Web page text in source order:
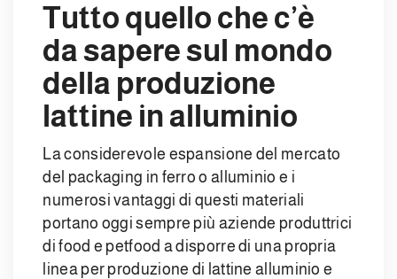
Tutto quello che c’è
da sapere sul mondo
della produzione
lattine in alluminio
La considerevole espansione del mercato
del packaging in ferro o alluminio e i
numerosi vantaggi di questi materiali
portano oggi sempre più aziende produttrici
di food e petfood a disporre di una propria
linea per produzione di lattine alluminio e